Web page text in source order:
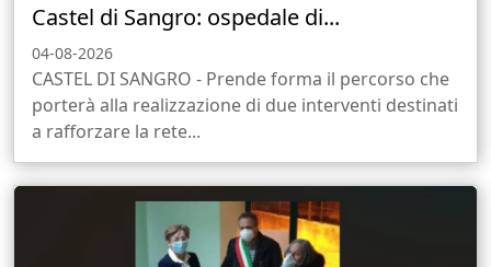
Castel di Sangro: ospedale di...
04-08-2026
CASTEL DI SANGRO - Prende forma il percorso che
porterà alla realizzazione di due interventi destinati
a rafforzare la rete...